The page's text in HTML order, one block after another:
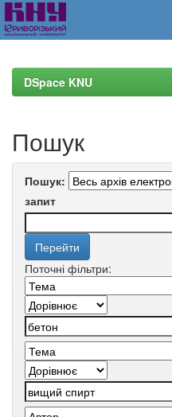
navigationDSpace KNU
Пошук
Пошук:
запит
Поточні фільтри: